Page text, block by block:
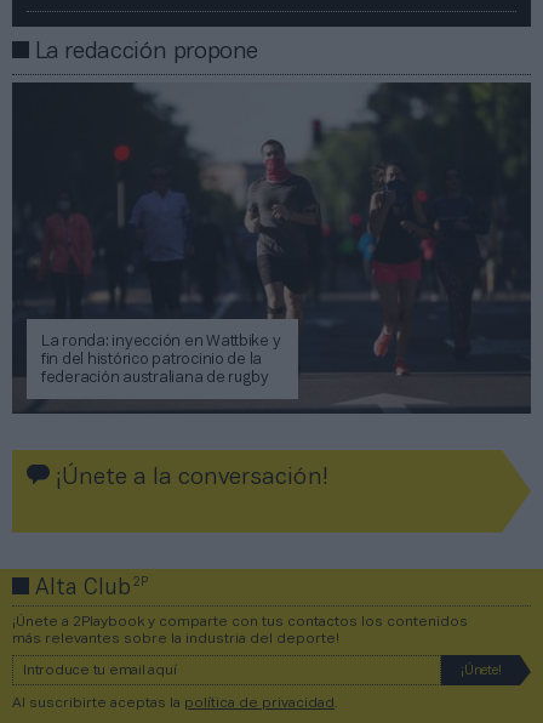
La redacción propone
La ronda: inyección en Wattbike y
fin del histórico patrocinio de la
federación australiana de rugby
¡Únete a la conversación!
Alta Club2P
¡Únete a 2Playbook y comparte con tus contactos los contenidos
más relevantes sobre la industria del deporte!
Al suscribirte aceptas la política de privacidad